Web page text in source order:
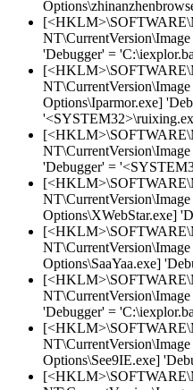
'Debugger' =
Options\Iparmor.exe]
'Debugger' =
Options\XWebStar.exe]
Options\SaaYaa.exe]
'Debugger' =
Options\See9IE.exe]